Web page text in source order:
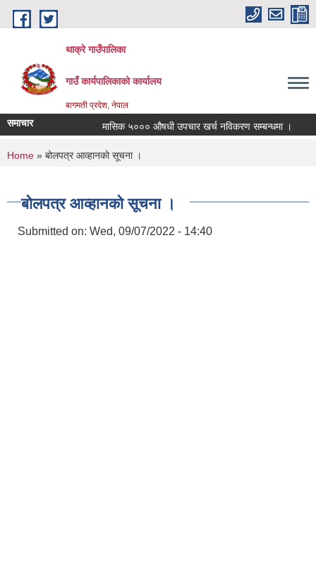
Skip to main content
थाक्रे गाउँपालिका
गाउँ कार्यपालिकाको कार्यालय
बागमती प्रदेश, नेपाल
समाचार मासिक ५००० औषधी उपचार खर्च नविकरण सम्बन्धमा ।
You are here
Home » बोलपत्र आव्हानको सूचना ।
बोलपत्र आव्हानको सूचना ।
Submitted on: Wed, 09/07/2022 - 14:40